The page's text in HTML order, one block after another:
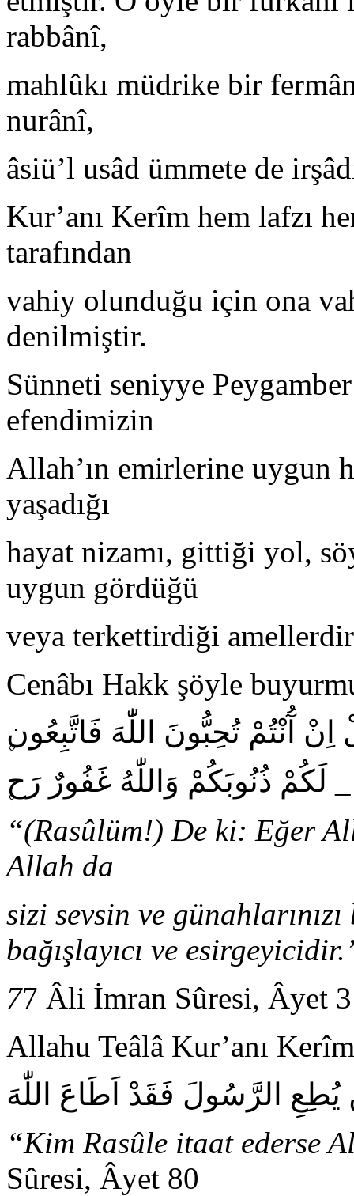
rabbânî,
mahlûkı müdrike bir
nurânî,
âsiü’l usâd ümmete de
Kur’anı Kerîm hem lafzı
tarafından
vahiy olunduğu için ona
denilmiştir.
Sünneti seniyye
efendimizin
Allah’ın emirlerine uygun
yaşadığı
hayat nizamı, gittiği yol,
uygun gördüğü
veya terkettirdiği
Cenâbı Hakk şöyle
آُنْتُمْ تُحِبُّونَ اللّٰهَ فَاتَّبِعُون
لَكُمْ ذُنُوبَكُمْ وَاللّٰهُ غَفُورٌ رَح
“(Rasûlüm!) De ki: Eğer
Allah da
sizi sevsin ve
bağışlayıcı ve
77 Âli İmran Sûresi, Âyet
Allahu Teâlâ Kur’anı
الرَّسُولَ فَقَدْ اَطَاعَ اللّٰهَ
“Kim Rasûle itaat ederse
Sûresi, Âyet 80